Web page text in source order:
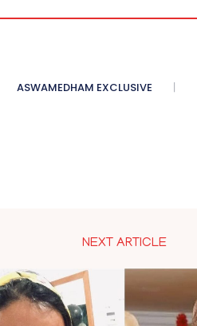
ASWAMEDHAM EXCLUSIVE
NEXT ARTICLE